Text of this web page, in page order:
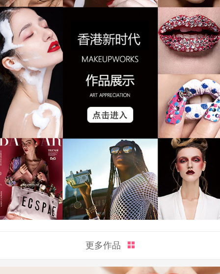
更多作品